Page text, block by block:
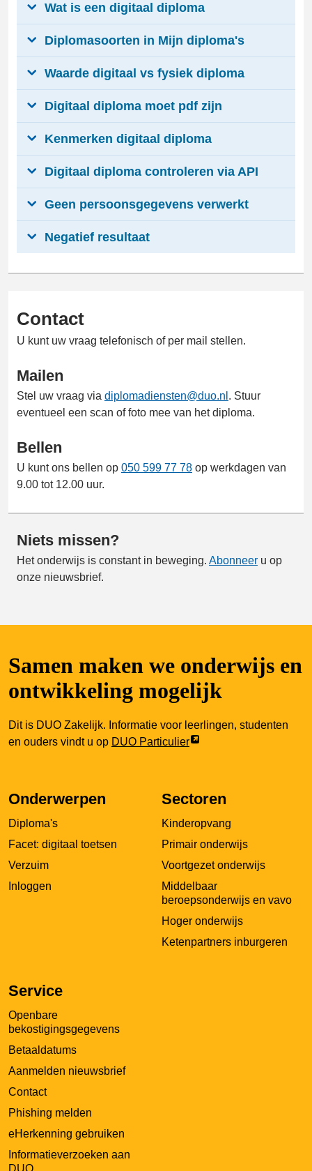
Wat is een digitaal diploma
Diplomasoorten in Mijn diploma's
Waarde digitaal vs fysiek diploma
Digitaal diploma moet pdf zijn
Kenmerken digitaal diploma
Digitaal diploma controleren via API
Geen persoonsgegevens verwerkt
Negatief resultaat
Contact
U kunt uw vraag telefonisch of per mail stellen.
Mailen
Stel uw vraag via diplomadiensten@duo.nl . Stuur
eventueel een scan of foto mee van het diploma.
Bellen
U kunt ons bellen op 050 599 77 78 op werkdagen van
9.00 tot 12.00 uur.
Niets missen?
Het onderwijs is constant in beweging. Abonneer u op
onze nieuwsbrief.
Samen maken we onderwijs en
ontwikkeling mogelijk
Dit is DUO Zakelijk. Informatie voor leerlingen, studenten
en ouders vindt u op DUO Particulier
Link
nieuw
Onderwerpen
Diploma's
Facet: digitaal toetsen
Verzuim
Inloggen
Sectoren
Kinderopvang
Primair onderwijs
Voortgezet onderwijs
Middelbaar
beroepsonderwijs en vavo
Hoger onderwijs
Ketenpartners inburgeren
Service
Openbare
bekostigingsgegevens
Betaaldatums
Aanmelden nieuwsbrief
Contact
Phishing melden
eHerkenning gebruiken
Informatieverzoeken aan
DUO